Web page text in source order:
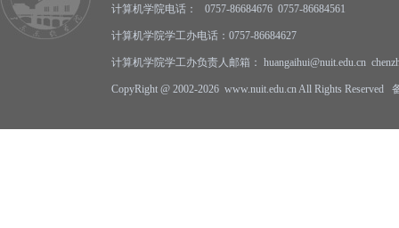
计算机学院电话： 0757-86684676 0757-86684561
计算机学院学工办电话：0757-86684627
计算机学院学工办负责人邮箱： huangaihui@nuit.edu.cn
CopyRight @ 2002-2026 www.nuit.edu.cn All Rights Reserved